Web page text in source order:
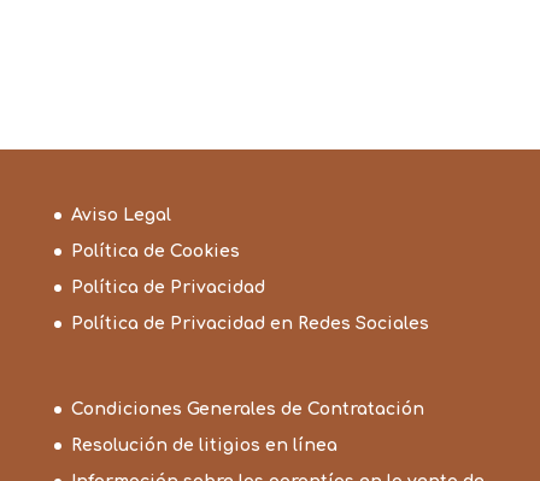
Aviso Legal
Política de Cookies
Política de Privacidad
Política de Privacidad en Redes Sociales
Condiciones Generales de Contratación
Resolución de litigios en línea